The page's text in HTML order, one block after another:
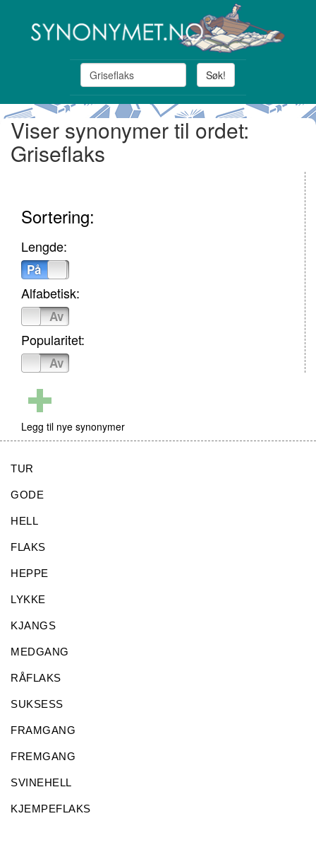
Søk!
Viser synonymer til ordet:
Griseflaks
Sortering:
Lengde:
På
Alfabetisk:
Av
Popularitet:
Av
Legg til nye synonymer
TUR
GODE
HELL
FLAKS
HEPPE
LYKKE
KJANGS
MEDGANG
RÅFLAKS
SUKSESS
FRAMGANG
FREMGANG
SVINEHELL
KJEMPEFLAKS